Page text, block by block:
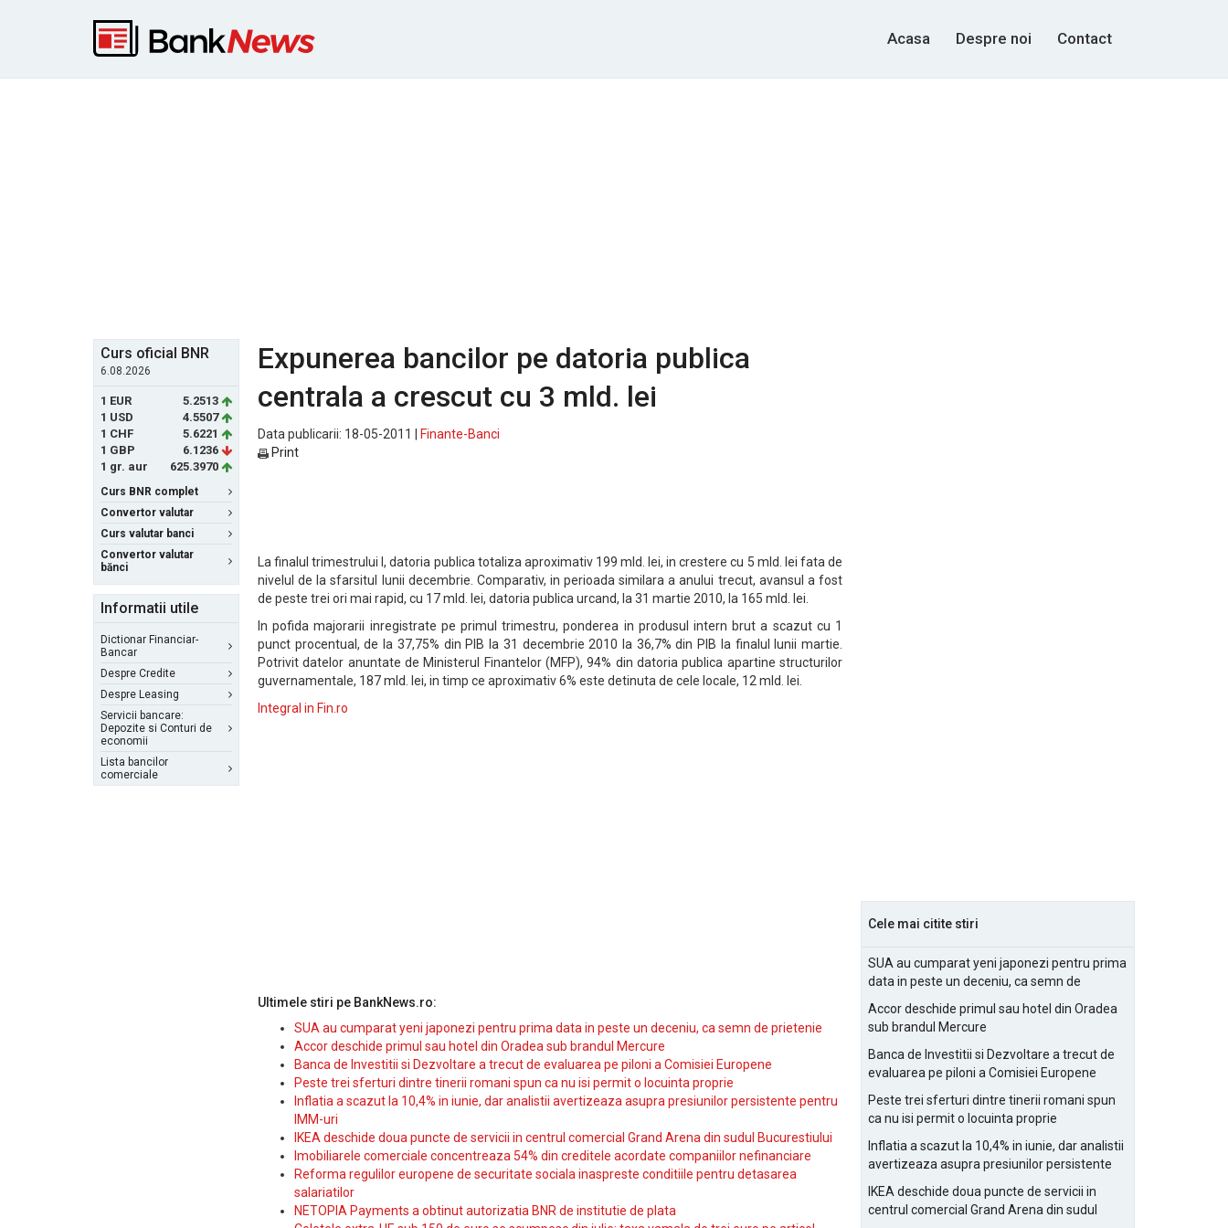
Acasa Despre noi Contact
Curs oficial BNR
6.08.2026
1 EUR
5.2513
1 USD
4.5507
1 CHF
5.6221
1 GBP
6.1236
1 gr. aur
625.3970
Curs BNR complet
Convertor valutar
Curs valutar banci
Convertor valutar
bănci
Informatii utile
Dictionar Financiar-
Bancar
Despre Credite
Despre Leasing
Servicii bancare:
Depozite si Conturi de
economii
Lista bancilor
comerciale
Expunerea bancilor pe datoria publica
centrala a crescut cu 3 mld. lei
Data publicarii: 18-05-2011 |
Finante-Banci
Print
La finalul trimestrului I, datoria publica totaliza aproximativ 199 mld. lei, in crestere cu 5 mld. lei fata de
nivelul de la sfarsitul lunii decembrie. Comparativ, in perioada similara a anului trecut, avansul a fost
de peste trei ori mai rapid, cu 17 mld. lei, datoria publica urcand, la 31 martie 2010, la 165 mld. lei.
In pofida majorarii inregistrate pe primul trimestru, ponderea in produsul intern brut a scazut cu 1
punct procentual, de la 37,75% din PIB la 31 decembrie 2010 la 36,7% din PIB la finalul lunii martie.
Potrivit datelor anuntate de Ministerul Finantelor (MFP), 94% din datoria publica apartine structurilor
guvernamentale, 187 mld. lei, in timp ce aproximativ 6% este detinuta de cele locale, 12 mld. lei.
Integral in Fin.ro
Ultimele stiri pe BankNews.ro:
SUA au cumparat yeni japonezi pentru prima data in peste un deceniu, ca semn de prietenie
Accor deschide primul sau hotel din Oradea sub brandul Mercure
Banca de Investitii si Dezvoltare a trecut de evaluarea pe piloni a Comisiei Europene
Peste trei sferturi dintre tinerii romani spun ca nu isi permit o locuinta proprie
Inflatia a scazut la 10,4% in iunie, dar analistii avertizeaza asupra presiunilor persistente pentru
IMM-uri
IKEA deschide doua puncte de servicii in centrul comercial Grand Arena din sudul Bucurestiului
Imobiliarele comerciale concentreaza 54% din creditele acordate companiilor nefinanciare
Reforma regulilor europene de securitate sociala inaspreste conditiile pentru detasarea
salariatilor
NETOPIA Payments a obtinut autorizatia BNR de institutie de plata
Cele mai citite stiri
SUA au cumparat yeni japonezi pentru prima
data in peste un deceniu, ca semn de
Accor deschide primul sau hotel din Oradea
sub brandul Mercure
Banca de Investitii si Dezvoltare a trecut de
evaluarea pe piloni a Comisiei Europene
Peste trei sferturi dintre tinerii romani spun
ca nu isi permit o locuinta proprie
Inflatia a scazut la 10,4% in iunie, dar analistii
avertizeaza asupra presiunilor persistente
IKEA deschide doua puncte de servicii in
centrul comercial Grand Arena din sudul